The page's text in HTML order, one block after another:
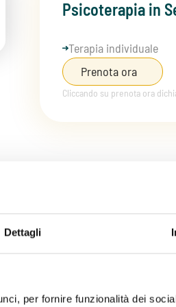
Dettagli
per fornire funzionalità dei
Psicoterapia in
Terapia individuale
Prenota ora
Cliccando su prenota ora
In presenza a
Valutazione in2 sedute
Prenota ora
Cliccando su prenota ora
Consulto psichiatrico
Chiama ora